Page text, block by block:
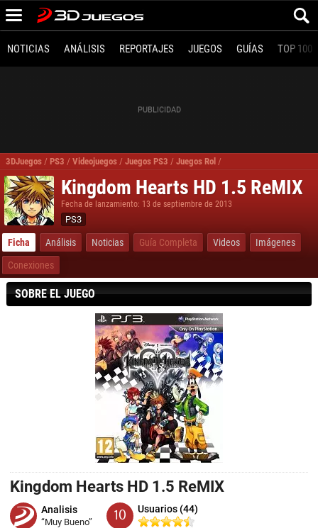
NOTICIAS ANÁLISIS REPORTAJES JUEGOS GUÍAS TOP 100
3DJuegos / PS3 / Videojuegos / Juegos PS3 / Juegos Rol /
Kingdom Hearts HD 1.5 ReMIX
Fecha de lanzamiento: 13 de septiembre de 2013
PS3
Ficha Análisis Noticias Guía Completa Videos
Imágenes
Conexiones
SOBRE EL JUEGO
Kingdom Hearts HD 1.5 ReMIX
Analisis
“Muy Bueno” 10 Usuarios (44)